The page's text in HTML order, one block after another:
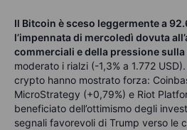
Il Bitcoin è sceso leggermente a
l’impennata di mercoledì dovuta
commerciali e della pressione sulla
moderato i rialzi (-1,3% a 1.772
crypto hanno mostrato forza:
MicroStrategy (+0,79%) e Riot
beneficiato dell’ottimismo degli
segnali favorevoli di Trump verso le